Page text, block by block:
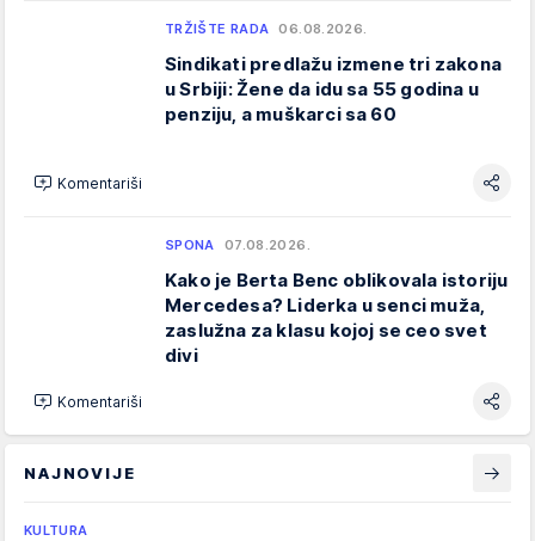
TRŽIŠTE RADA 06.08.2026.
Sindikati predlažu izmene tri zakona
u Srbiji: Žene da idu sa 55 godina u
penziju, a muškarci sa 60
Komentariši
SPONA 07.08.2026.
Kako je Berta Benc oblikovala istoriju
Mercedesa? Liderka u senci muža,
zaslužna za klasu kojoj se ceo svet
divi
Komentariši
NAJNOVIJE
KULTURA